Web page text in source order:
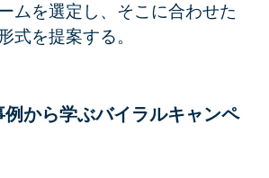
ムを選定し、そこに合わせた
式を提案する。
から学ぶバイラルキャンペ